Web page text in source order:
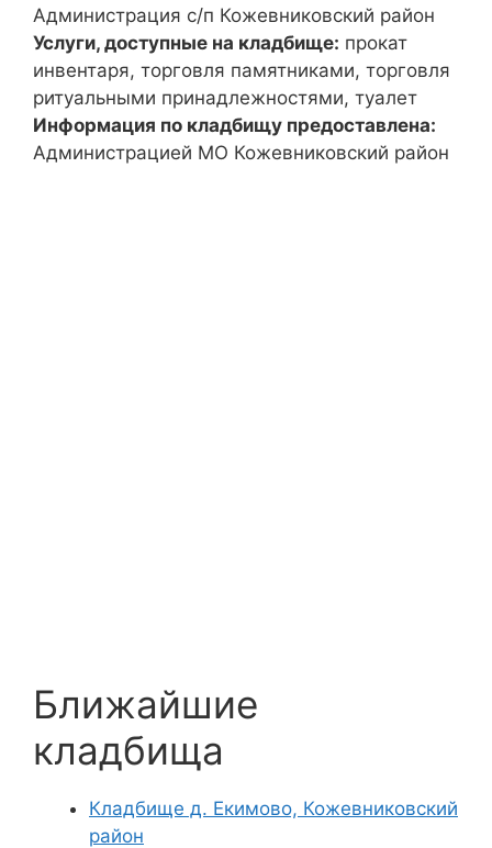
Администрация с/п Кожевниковский район
Услуги, доступные на кладбище: прокат
инвентаря, торговля памятниками, торговля
ритуальными принадлежностями, туалет
Информация по кладбищу предоставлена:
Администрацией МО Кожевниковский район
Ближайшие
кладбища
Кладбище д. Екимово, Кожевниковский
район